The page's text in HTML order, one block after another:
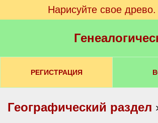
Нарисуйте свое
РЕГИСТРАЦИЯ
Географический раздел